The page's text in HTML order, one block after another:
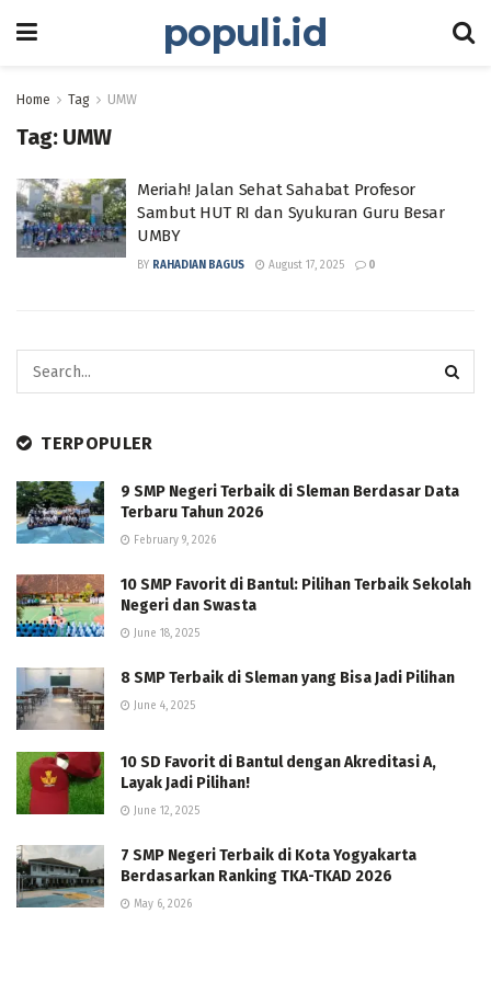
populi.id
Home Tag UMW
Tag: UMW
Meriah! Jalan Sehat Sahabat Profesor
Sambut HUT RI dan Syukuran Guru Besar
UMBY
BY RAHADIAN BAGUS August 17, 2025 0
TERPOPULER
9 SMP Negeri Terbaik di Sleman Berdasar Data
Terbaru Tahun 2026
February 9, 2026
10 SMP Favorit di Bantul: Pilihan Terbaik Sekolah
Negeri dan Swasta
June 18, 2025
8 SMP Terbaik di Sleman yang Bisa Jadi Pilihan
June 4, 2025
10 SD Favorit di Bantul dengan Akreditasi A,
Layak Jadi Pilihan!
June 12, 2025
7 SMP Negeri Terbaik di Kota Yogyakarta
Berdasarkan Ranking TKA-TKAD 2026
May 6, 2026